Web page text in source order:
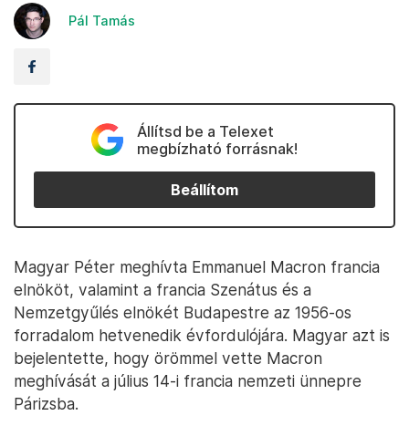
Pál Tamás
Állítsd be a Telexet
megbízható forrásnak!
Beállítom
Magyar Péter meghívta Emmanuel Macron francia
elnököt, valamint a francia Szenátus és a
Nemzetgyűlés elnökét Budapestre az 1956-os
forradalom hetvenedik évfordulójára. Magyar azt is
bejelentette, hogy örömmel vette Macron
meghívását a július 14-i francia nemzeti ünnepre
Párizsba.